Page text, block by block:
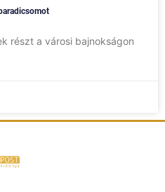
részt a városi bajnokságon